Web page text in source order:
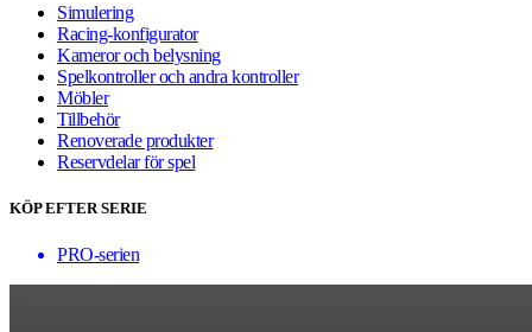
Simulering
Racing-konfigurator
Kameror och belysning
Spelkontroller och andra kontroller
Möbler
Tillbehör
Renoverade produkter
Reservdelar för spel
KÖP EFTER SERIE
PRO-serien